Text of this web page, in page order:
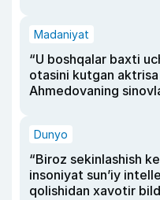
Madaniyat
“U boshqalar baxti
otasini kutgan
Ahmedovaning
Dunyo
“Biroz sekinlashish
insoniyat sun’iy
qolishidan xavotir